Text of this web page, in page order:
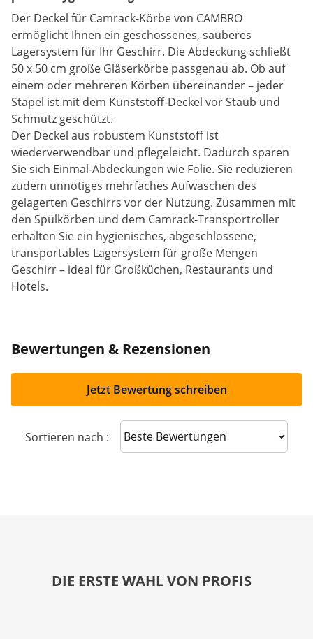
Der Deckel für Camrack-Körbe von CAMBRO
ermöglicht Ihnen ein geschossenes, sauberes
Lagersystem für Ihr Geschirr. Die Abdeckung schließt
50 x 50 cm große Gläserkörbe passgenau ab. Ob auf
einem oder mehreren Körben übereinander – jeder
Stapel ist mit dem Kunststoff-Deckel vor Staub und
Schmutz geschützt.
Der Deckel aus robustem Kunststoff ist
wiederverwendbar und pflegeleicht. Dadurch sparen
Sie sich Einmal-Abdeckungen wie Folie. Sie reduzieren
zudem unnötiges mehrfaches Aufwaschen des
gelagerten Geschirrs vor der Nutzung. Zusammen mit
den Spülkörben und dem Camrack-Transportroller
erhalten Sie ein hygienisches, abgeschlossene,
transportables Lagersystem für große Mengen
Geschirr – ideal für Großküchen, Restaurants und
Hotels.
Bewertungen & Rezensionen
Jetzt Bewertung schreiben
Sortieren nach : Sort reviews
DIE ERSTE WAHL VON PROFIS